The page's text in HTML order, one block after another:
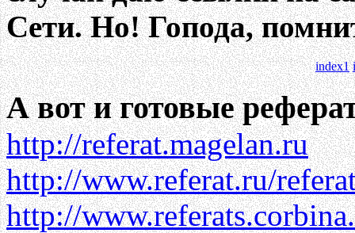
Сети. Но! Гопода,
index1
А вот и готовые
http://referat.magelan.ru
http://www.referat.ru/
http://